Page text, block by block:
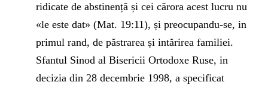
ridicate de abstinență și cei cărora acest lucru nu
«le este dat» (Mat. 19:11), și preocupandu-se, in
primul rand, de păstrarea și intărirea familiei.
Sfantul Sinod al Bisericii Ortodoxe Ruse, in
decizia din 28 decembrie 1998, a specificat